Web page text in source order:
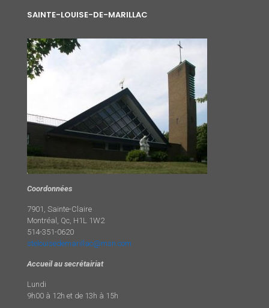
SAINTE-LOUISE-DE-MARILLAC
Coordonnées
7901, Sainte-Claire
Montréal, Qc, H1L 1W2
514-351-0620
stelouisedemarillac@msn.com
Accueil au secrétairiat
Lundi
9h00 à 12h et de 13h à 15h